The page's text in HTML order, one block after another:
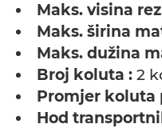
Maks. visina
Maks. širina
Maks. dužina
Broj koluta : 2
Promjer koluta
Hod